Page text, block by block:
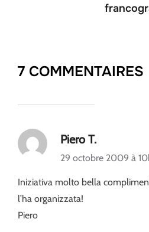
7 COMMENTAIRES
Piero T.
29 octobre 2009 à
Iniziativa molto bella
l’ha organizzata!
Piero